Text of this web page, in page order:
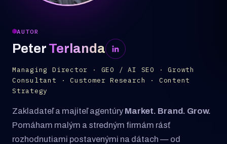
AUTOR
Peter Terlanda
Managing Director · GEO / AI SEO · Growth
Consultant · Customer Research · Content
Strategy
Zakladateľ a majiteľ agentúry Market. Brand. Grow.
Pomáham malým a stredným firmám rásť
rozhodnutiami postavenými na dátach — od